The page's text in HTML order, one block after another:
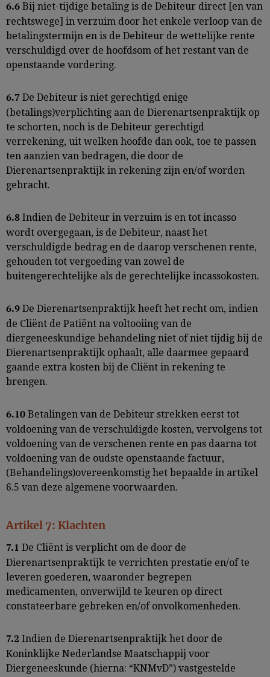
6.6 Bij niet-tijdige betaling is de Debiteur direct [en van
rechtswege] in verzuim door het enkele verloop van de
betalingstermijn en is de Debiteur de wettelijke rente
verschuldigd over de hoofdsom of het restant van de
openstaande vordering.
6.7 De Debiteur is niet gerechtigd enige
(betalings)verplichting aan de Dierenartsenpraktijk op
te schorten, noch is de Debiteur gerechtigd
verrekening, uit welken hoofde dan ook, toe te passen
ten aanzien van bedragen, die door de
Dierenartsenpraktijk in rekening zijn en/of worden
gebracht.
6.8 Indien de Debiteur in verzuim is en tot incasso
wordt overgegaan, is de Debiteur, naast het
verschuldigde bedrag en de daarop verschenen rente,
gehouden tot vergoeding van zowel de
buitengerechtelijke als de gerechtelijke incassokosten.
6.9 De Dierenartsenpraktijk heeft het recht om, indien
de Cliënt de Patiënt na voltooiing van de
diergeneeskundige behandeling niet of niet tijdig bij de
Dierenartsenpraktijk ophaalt, alle daarmee gepaard
gaande extra kosten bij de Cliënt in rekening te
brengen.
6.10 Betalingen van de Debiteur strekken eerst tot
voldoening van de verschuldigde kosten, vervolgens tot
voldoening van de verschenen rente en pas daarna tot
voldoening van de oudste openstaande factuur,
(Behandelings)overeenkomstig het bepaalde in artikel
6.5 van deze algemene voorwaarden.
Artikel 7: Klachten
7.1 De Cliënt is verplicht om de door de
Dierenartsenpraktijk te verrichten prestatie en/of te
leveren goederen, waaronder begrepen
medicamenten, onverwijld te keuren op direct
constateerbare gebreken en/of onvolkomenheden.
7.2 Indien de Dierenartsenpraktijk het door de
Koninklijke Nederlandse Maatschappij voor
Diergeneeskunde (hierna: “KNMvD”) vastgestelde